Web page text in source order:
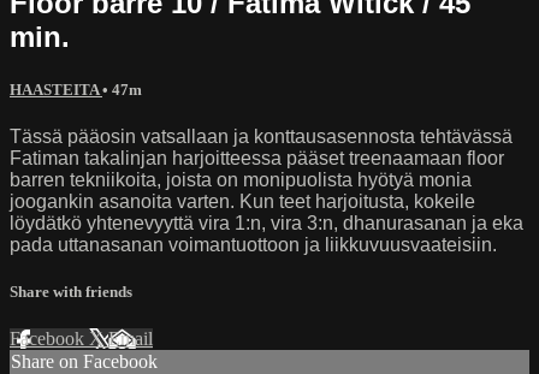
min.
HAASTEITA• 47m
Tässä pääosin vatsallaan ja konttausasennosta tehtävässä
Fatiman takalinjan harjoitteessa pääset treenaamaan floor
barren tekniikoita, joista on monipuolista hyötyä monia
joogankin asanoita varten. Kun teet harjoitusta, kokeile
löydätkö yhtenevyyttä vira 1:n, vira 3:n, dhanurasanan ja eka
pada uttanasanan voimantuottoon ja liikkuvuusvaateisiin.
Share with friends
Facebook XEmail
Share on Facebook